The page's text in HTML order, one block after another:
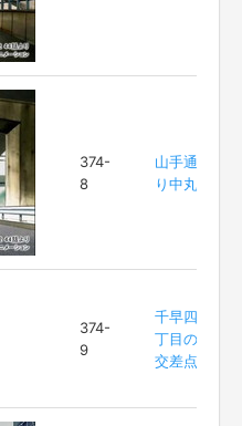
374-
8
山手通
り中丸
374-
9
千早四
丁目の
交差点